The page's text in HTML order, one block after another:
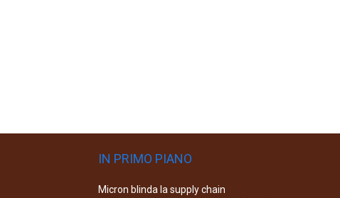
IN PRIMO PIANO
Micron blinda la supply chain